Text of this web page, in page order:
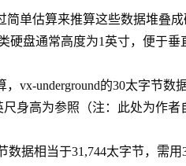
简单估算来推算这些数据堆叠
硬盘通常高度为1英寸，便于
vx-underground的30太字节数
身高为参照（注：此处为作
数据相当于31,744太字节，需